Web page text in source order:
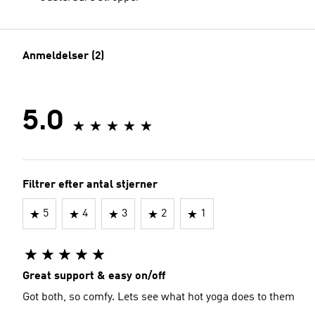
Anmeldelser (2)
5.0
Filtrer efter antal stjerner
5 4 3 2 1
Great support & easy on/off
Got both, so comfy. Lets see what hot yoga does to them